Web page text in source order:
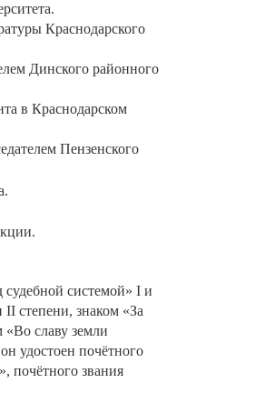
Краснодарского
Динского районного
в Краснодарском
Пензенского
системой» I и
степени, знаком «За
«Во славу земли
удостоен почётного
почётного звания